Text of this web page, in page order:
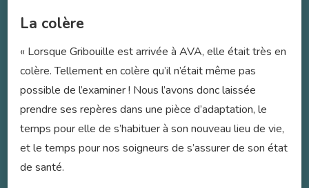
La colère
« Lorsque Gribouille est arrivée à AVA, elle était très en
colère. Tellement en colère qu’il n’était même pas
possible de l’examiner ! Nous l’avons donc laissée
prendre ses repères dans une pièce d’adaptation, le
temps pour elle de s’habituer à son nouveau lieu de vie,
et le temps pour nos soigneurs de s’assurer de son état
de santé.